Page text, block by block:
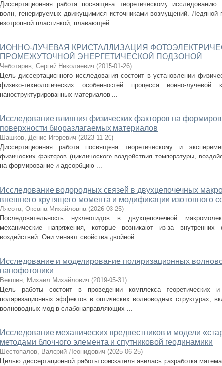
Диссертационная работа посвящена теоретическому исследованию
волн, генерируемых движущимися источниками возмущений. Ледяной
изотропной пластинкой, плавающей ...
ИОННО-ЛУЧЕВАЯ КРИСТАЛЛИЗАЦИЯ
ПРОМЕЖУТОЧНОЙ ЭНЕРГЕТИЧЕСКОЙ ПОДЗОНОЙ
Чеботарев, Сергей Николаевич (2015-01-26)
Цель диссертационного исследования состоит в установлении
физико-технологических особенностей процесса ионно-лучевой
наноструктурированных материалов ...
Исследование влияния физических факторов на
поверхности биоразлагаемых материалов
Шашков, Денис Игоревич (2023-11-20)
Диссертационная работа посвящена теоретическому и
физических факторов (циклического воздействия температуры,
на формирование и адсорбцию ...
Исследование водородных связей в двухцепочечных
внешнего крутящего момента и модификации изотопного
Лясота, Оксана Михайловна (2026-03-25)
Последовательность нуклеотидов в двухцепочечной
механические напряжения, которые возникают из-за
воздействий. Они меняют свойства двойной ...
Исследование и моделирование поляризационных
нанофотоники
Векшин, Михаил Михайлович (2019-05-31)
Цель работы состоит в проведении комплекса теоретических и
поляризационных эффектов в оптических волноводных структурах,
волноводных мод в слабонаправляющих ...
Исследование механических предвестников и модели
методами блочного элемента и спутниковой геодинамики
Шестопалов, Валерий Леонидович (2025-06-25)
Целью диссертационной работы соискателя явилась разработка